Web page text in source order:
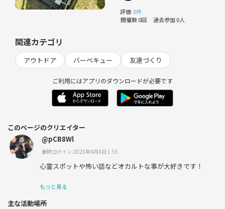
評価 0件
開催数 0回 過去参加 0人
関連カテゴリ
アウトドア バーベキュー 友達づくり
ご利用にはアプリのダウンロードが必要です
このページのクリエイター
@pCB8Wl
最終ログイン:2025年6月4日 1:55
心霊スポットや怖い話などオカルトな事が大好きです！
もっと見る
主な活動場所